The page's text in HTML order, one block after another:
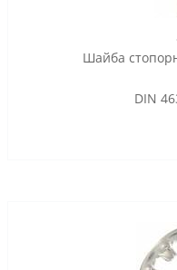
Шайба
DIN